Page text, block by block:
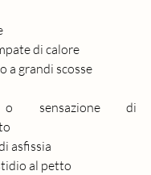
di calore
a grandi scosse
o sensazione di
asfissia
al petto